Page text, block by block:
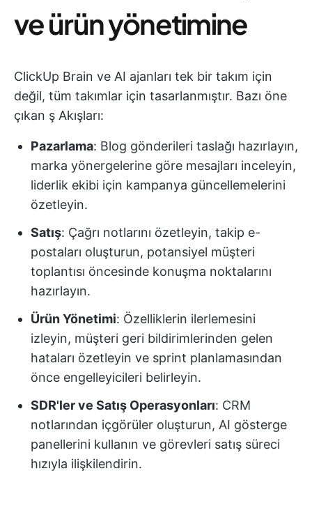
ve ürün yönetimine
ClickUp Brain ve AI ajanları tek bir takım için
değil, tüm takımlar için tasarlanmıştır. Bazı öne
çıkan ş Akışları:
Pazarlama: Blog gönderileri taslağı hazırlayın,
marka yönergelerine göre mesajları inceleyin,
liderlik ekibi için kampanya güncellemelerini
özetleyin.
Satış: Çağrı notlarını özetleyin, takip e-
postaları oluşturun, potansiyel müşteri
toplantısı öncesinde konuşma noktalarını
hazırlayın.
Ürün Yönetimi: Özelliklerin ilerlemesini
izleyin, müşteri geri bildirimlerinden gelen
hataları özetleyin ve sprint planlamasından
önce engelleyicileri belirleyin.
SDR'ler ve Satış Operasyonları: CRM
notlarından içgörüler oluşturun, AI gösterge
panellerini kullanın ve görevleri satış süreci
hızıyla ilişkilendirin.